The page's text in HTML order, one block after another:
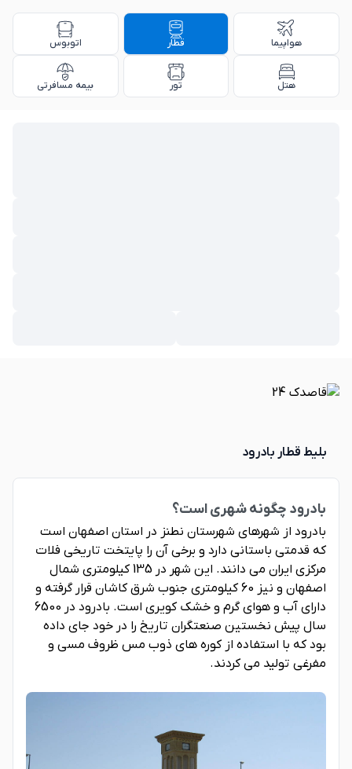
هواپیما قطار اتوبوس
هتل تور بیمه مسافرتی
بلیط قطار بادرود
بادرود چگونه شهری است؟
بادرود از شهرهای شهرستان نطنز در استان اصفهان است
که قدمتی باستانی دارد و برخی آن را پایتخت تاریخی فلات
مرکزی ایران می دانند. این شهر در 135 کیلومتری شمال
اصفهان و نیز 60 کیلومتری جنوب شرق کاشان قرار گرفته و
دارای آب و هوای گرم و خشک کویری است. بادرود در 6500
سال پیش نخستین صنعتگران تاریخ را در خود جای داده
بود که با استفاده از کوره های ذوب مس ظروف مسی و
مفرغی تولید می کردند.